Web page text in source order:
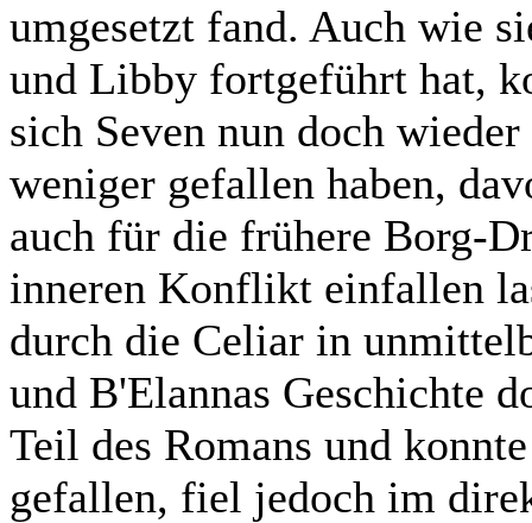
umgesetzt fand. Auch wie
und Libby fortgeführt hat,
sich Seven nun doch
weniger gefallen haben,
auch für die frühere Borg-
inneren Konflikt einfallen
durch die Celiar in
und B'Elannas Geschichte
Teil des Romans und
gefallen, fiel jedoch im